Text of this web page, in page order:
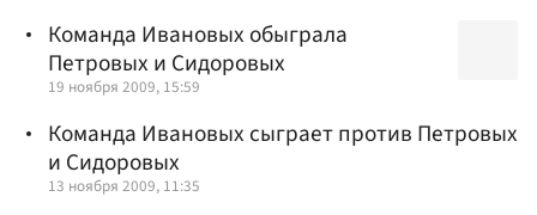
Команда Ивановых обыграла
Петровых и Сидоровых
19 ноября 2009, 15:59
Команда Ивановых сыграет против Петровых
и Сидоровых
13 ноября 2009, 11:35